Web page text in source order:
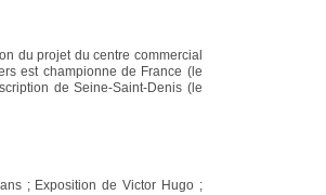
du projet du centre commercial
est championne de France (le
de Seine-Saint-Denis (le
; Exposition de Victor Hugo ;